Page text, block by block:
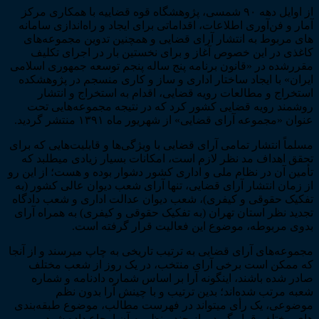
از اوایل دهه ۹۰ شمسی، پژوهشگاه قوه قضاییه با همکاری مرکز
آمار و فن‌­آوری اطلاعات، اقداماتی برای ایجاد و راه‌­اندازی سامانه­‌
های مربوط به انتشار آرای قضایی و همچنین تدوین مجموعه‌­های
کاغذی در این خصوص آغاز و برای نخستین بار در اجرای تکلیف
مقررشده در «قانون برنامه پنج ساله پنجم توسعه جمهوری اسلامی
ایران» با ایجاد ساختار اداری و ساز و کاری منسجم در پژوهشکده
استخراج و مطالعات رویه قضایی، اقدام به استخراج و انتشار
روشمند رویه قضایی کشور کرد که در نتیجه مجموعه­‌هایی تحت
عنوان «مجموعه آرای قضایی» از شهریور ماه ۱۳۹۱ منتشر گردید.
مسلماً انتشار تمامی آرای قضایی با ویژگی­‌ها و قابلیت‌­هایی که برای
تحقق اهداف مد نظر لازم است، امکانات بسیار زیادی می­طلبد که
تأمین آن در نظام ملی و اداری کشور دشوار بوده و هست؛ از این رو
از زمان انتشار آرای قضایی، تنها آرای شعب دیوان عالی کشور (به
تفکیک حقوقی و کیفری)، شعب دیوان عدالت اداری و شعب دادگاه
تجدید نظر استان تهران (به تفکیک حقوقی و کیفری) به همراه آرای
بدوی مربوطه، موضوع این فعالیت قرار گرفته است.
مجموعه­‌های آرای قضایی به ترتیب تاریخی به چاپ می­رسند و از آن­جا
که ممکن است برخی آرای منتخب، در یک روز از شعب مختلف
صادر شده باشند، این­گونه آرا بر اساس شماره دادنامه و شماره
شعبه مرتب شده‌­اند؛ بدین ترتیب و با چینش آرا بدون نظم
موضوعی، یک رأی می­تواند در فهرست مطالب، موضوع طبقه­‌بندی­‌